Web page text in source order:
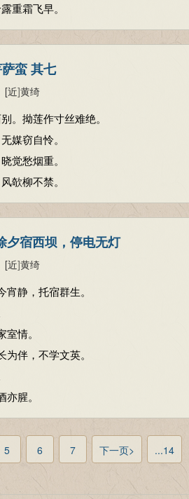
重霜飞早。
蛮 其七
[近]黄绮
。拗莲作寸丝难绝。
媒窃自怜。
觉愁烟重。
欹柳不禁。
夕宿西坝，停电无灯
[近]黄绮
宵静，托宿群生。
情。
为伴，不学文英。
腥。
5 6 7 下一页> ...14